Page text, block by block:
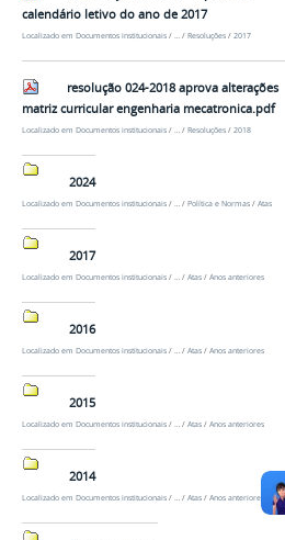
calendário letivo do ano de 2017
Localizado em Documentos institucionais / / Resoluções / 2017
resolução 024-2018 aprova alterações
matriz curricular engenharia mecatronica.pdf
Localizado em Documentos institucionais / … / Resoluções / 2018
2024
Localizado em Documentos institucionais / … / Política e Normas / Atas
2017
Localizado em Documentos institucionais / … / Atas / Anos anteriores
2016
Localizado em Documentos institucionais / … / Atas / Anos anteriores
2015
Localizado em Documentos institucionais / … / Atas / Anos anteriores
2014
Localizado em Documentos institucionais / … / Atas / Anos anteriores